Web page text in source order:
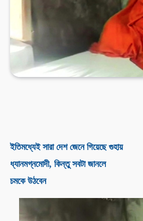
ইতিমধ্যেই সারা দেশ জেনে গিয়েছে গুহায়
ধ্যানমগ্নমোদী, কিন্তু সবটা জানলে
চমকে উঠবেন